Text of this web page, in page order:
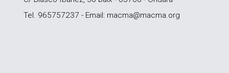
Tel. 965757237 - Email: macma@macma.org